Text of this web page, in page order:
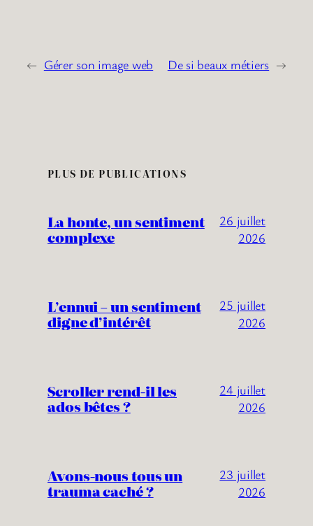
← Gérer son image web De si beaux métiers →
PLUS DE PUBLICATIONS
La honte, un sentiment
complexe
26 juillet
2026
L’ennui – un sentiment
digne d’intérêt
25 juillet
2026
Scroller rend-il les
ados bêtes ?
24 juillet
2026
Avons-nous tous un
trauma caché ?
23 juillet
2026